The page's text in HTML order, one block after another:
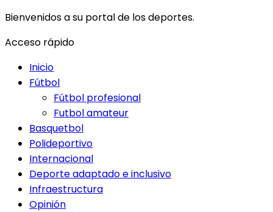
Bienvenidos a su portal de los deportes.
Acceso rápido
Inicio
Fútbol
Fútbol profesional
Futbol amateur
Basquetbol
Polideportivo
Internacional
Deporte adaptado e inclusivo
Infraestructura
Opinión